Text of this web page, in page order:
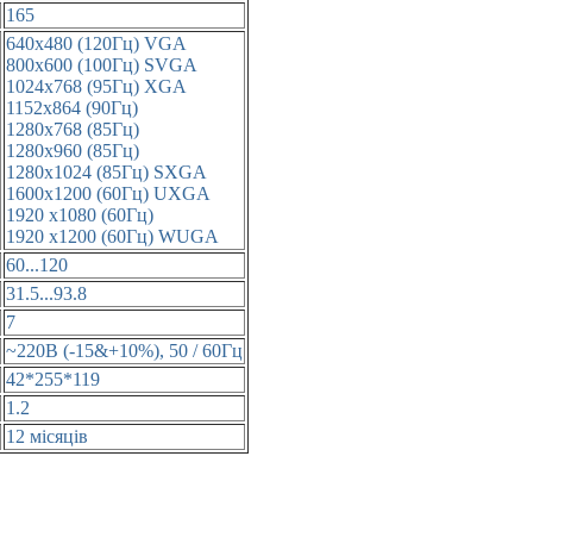
165
640x480 (120Гц) VGA
800x600 (100Гц) SVGA
1024x768 (95Гц) XGA
1152x864 (90Гц)
1280x768 (85Гц)
1280x960 (85Гц)
1280x1024 (85Гц) SXGA
1600x1200 (60Гц) UXGA
1920 x1080 (60Гц)
1920 x1200 (60Гц) WUGA
60...120
31.5...93.8
7
~220В (-15&+10%), 50 / 60Гц
42*255*119
1.2
12 місяців